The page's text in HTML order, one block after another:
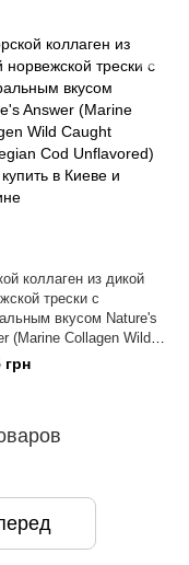
коллаген из дикой
трески с
вкусом Nature's
(Marine Collagen Wild
Norwegian Cod
137 г
грн